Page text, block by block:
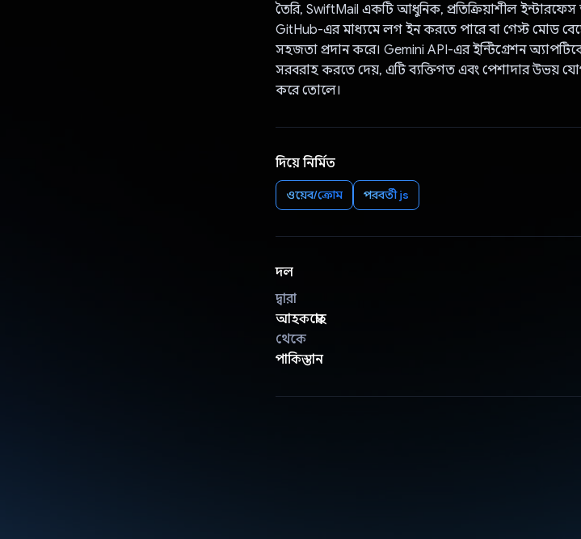
তৈরি, SwiftMail একটি আধুনিক, প্রতিক্রিয়াশীল ইন্টারফেস
GitHub-এর মাধ্যমে লগ ইন করতে পারে বা গেস্ট মোড
সহজতা প্রদান করে। Gemini API-এর ইন্টিগ্রেশন
সরবরাহ করতে দেয়, এটি ব্যক্তিগত এবং পেশাদার উভয়
করে তোলে।
দিয়ে নির্মিত
ওয়েব/ক্রোম পরবর্তী js
দল
দ্বারা
আহকম্বোহ
থেকে
পাকিস্তান